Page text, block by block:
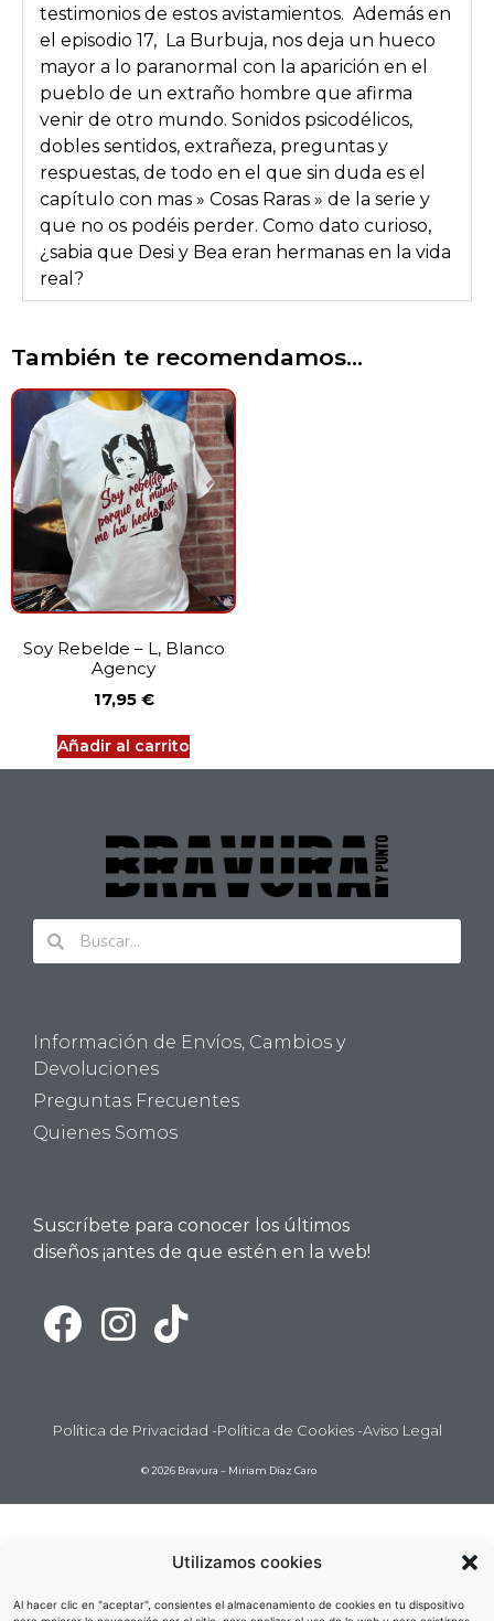
Utilizamos cookies
Al hacer clic en "aceptar", consientes el almacenamiento de cookies en tu dispositivo
testimonios de estos avistamientos. Además en
el episodio 17, La Burbuja, nos deja un hueco
mayor a lo paranormal con la aparición en el
pueblo de un extraño hombre que afirma
venir de otro mundo. Sonidos psicodélicos,
dobles sentidos, extrañeza, preguntas y
respuestas, de todo en el que sin duda es el
capítulo con mas » Cosas Raras » de la serie y
que no os podéis perder. Como dato curioso,
¿sabia que Desi y Bea eran hermanas en la vida
real?
También te recomendamos…
Soy Rebelde – L, Blanco
Agency
17,95 €
Añadir al carrito
Información de Envíos, Cambios y
Devoluciones
Preguntas Frecuentes
Quienes Somos
Suscríbete para conocer los últimos
diseños ¡antes de que estén en la web!
Política de Privacidad -Política de Cookies -Aviso Legal
© 2026 Bravura – Miriam Díaz Caro